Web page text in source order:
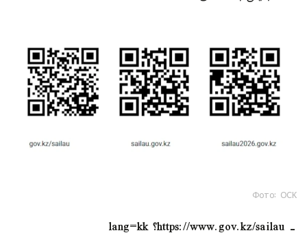
Фото: ОСК
- https://www.gov.kz/sailau؟ lang=kk